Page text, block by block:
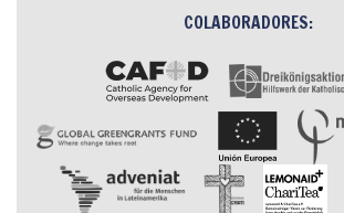
COLABORADORES: